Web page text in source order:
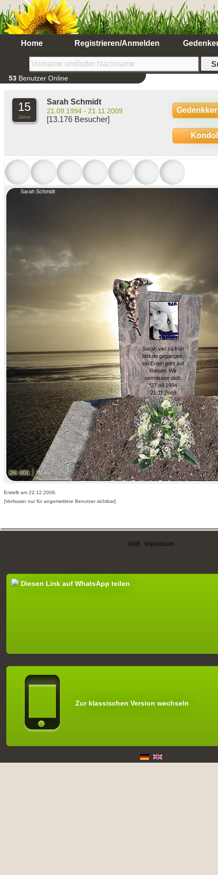
Home Registrieren/Anmelden
53 Benutzer Online
15
Jahre
Sarah Schmidt
21.09.1994 - 21.11.2009
[13.176 Besucher]
Sarah Schmidt
Sarah viel zu früh
bist du gegangen,
ein Engel geht auf
Reisen. Wir
vermissen dich.
*27.o9.1994
21.11.2oo9
Erstellt am 22.12.2009,
[Verfasser nur für angemeldete Benutzer sichtbar]
AGB Impressum
Diesen Link auf WhatsApp teilen
Zur klassischen Version wechseln